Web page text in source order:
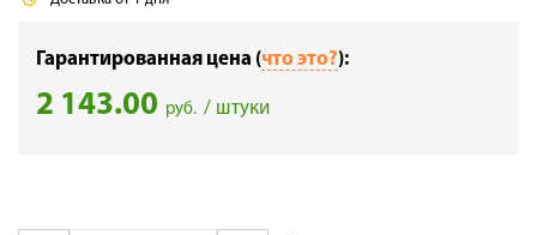
Гарантированная цена (что это?):
2 143.00 руб. / штуки